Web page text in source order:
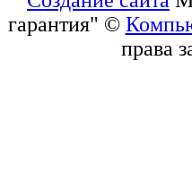
гарантия" ©
права